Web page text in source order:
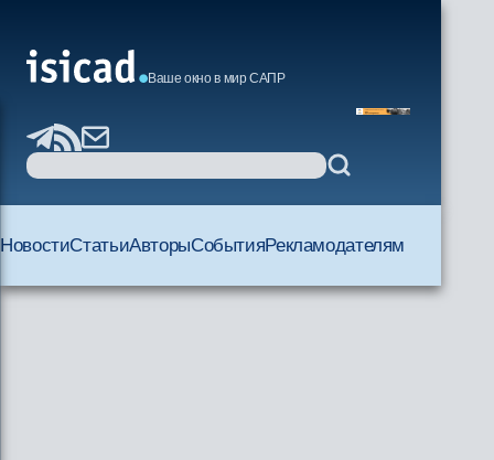
Ваше окно в мир САПР
НовостиСтатьиАвторыСобытияРекламодателям